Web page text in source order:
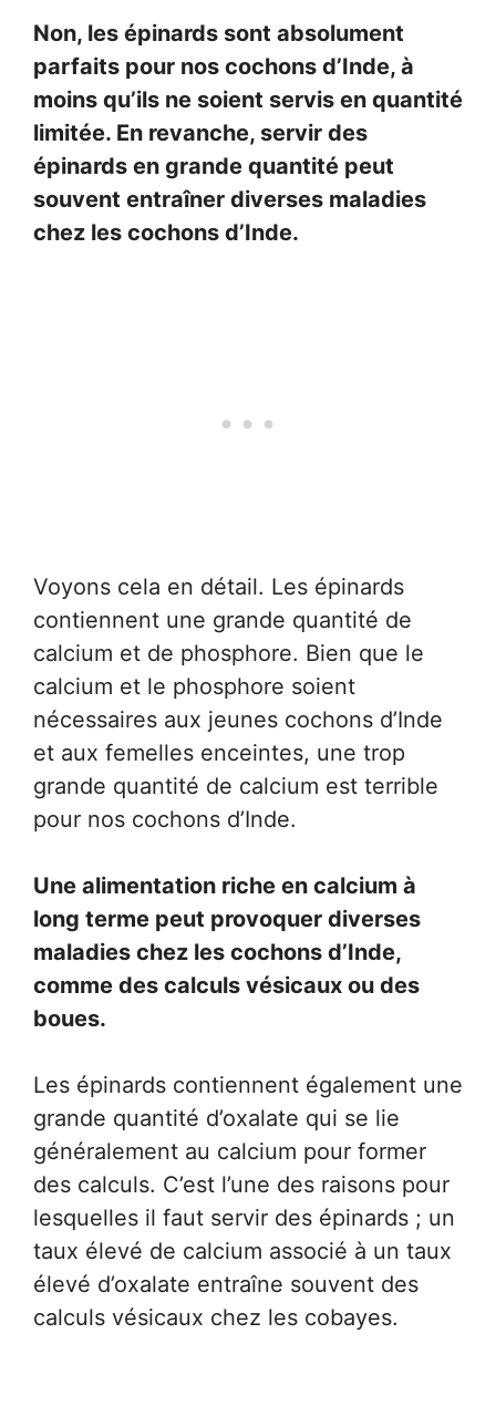
Non, les épinards sont absolument
parfaits pour nos cochons d’Inde, à
moins qu’ils ne soient servis en quantité
limitée. En revanche, servir des
épinards en grande quantité peut
souvent entraîner diverses maladies
chez les cochons d’Inde.
Voyons cela en détail. Les épinards
contiennent une grande quantité de
calcium et de phosphore. Bien que le
calcium et le phosphore soient
nécessaires aux jeunes cochons d’Inde
et aux femelles enceintes, une trop
grande quantité de calcium est terrible
pour nos cochons d’Inde.
Une alimentation riche en calcium à
long terme peut provoquer diverses
maladies chez les cochons d’Inde,
comme des calculs vésicaux ou des
boues.
Les épinards contiennent également une
grande quantité d’oxalate qui se lie
généralement au calcium pour former
des calculs. C’est l’une des raisons pour
lesquelles il faut servir des épinards ; un
taux élevé de calcium associé à un taux
élevé d’oxalate entraîne souvent des
calculs vésicaux chez les cobayes.